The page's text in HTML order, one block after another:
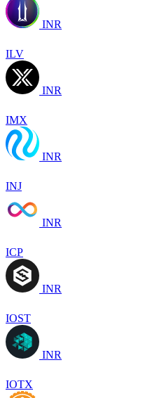
INR
ILV
INR
IMX
INR
INJ
INR
ICP
INR
IOST
INR
IOTX